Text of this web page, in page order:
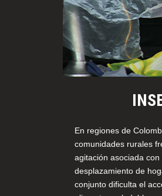
En regiones de
comunidades rurales
agitación asociada
desplazamiento de
conjunto dificulta el